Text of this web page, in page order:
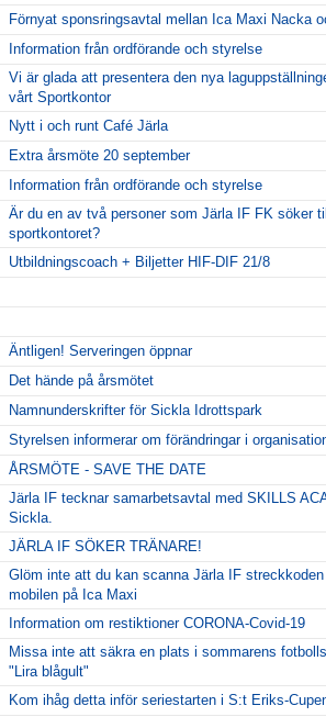
Förnyat sponsringsavtal mellan Ica Maxi Nacka
Information från ordförande och styrelse
Vi är glada att presentera den nya
vårt Sportkontor
Nytt i och runt Café Järla
Extra årsmöte 20 september
Information från ordförande och styrelse
Är du en av två personer som Järla IF FK söker till
sportkontoret?
Utbildningscoach + Biljetter HIF-DIF 21/8
Äntligen! Serveringen öppnar
Det hände på årsmötet
Namnunderskrifter för Sickla Idrottspark
Styrelsen informerar om förändringar i
ÅRSMÖTE - SAVE THE DATE
Järla IF tecknar samarbetsavtal med SKILLS
Sickla.
JÄRLA IF SÖKER TRÄNARE!
Glöm inte att du kan scanna Järla IF
mobilen på Ica Maxi
Information om restiktioner CORONA-Covid-19
Missa inte att säkra en plats i sommarens
"Lira blågult"
Kom ihåg detta inför seriestarten i S:t Eriks-